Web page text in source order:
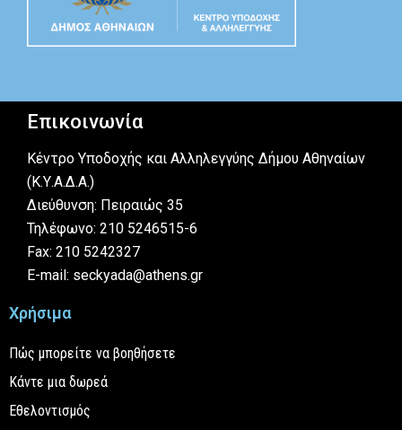
Επικοινωνία
Κέντρο Υποδοχής και Αλληλεγγύης Δήμου Αθηναίων
(Κ.Υ.Α.Δ.Α.)
Διεύθυνση: Πειραιώς 35
Τηλέφωνο: 210 5246515-6
Fax: 210 5242327
E-mail: seckyada@athens.gr
Χρήσιμα
Πώς μπορείτε να βοηθήσετε
Κάντε μια δωρεά
Εθελοντισμός